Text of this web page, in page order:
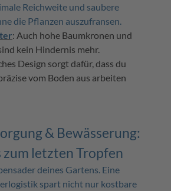
Reichweite und saubere
die Pflanzen auszufransen.
: Auch hohe Baumkronen und
kein Hindernis mehr.
Design sorgt dafür, dass du
vom Boden aus arbeiten
& Bewässerung:
zum letzten Tropfen
deines Gartens. Eine
spart nicht nur kostbare